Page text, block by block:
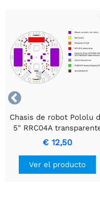

Chasis de robot Pololu
5" RRC04A
Transparente
€ 12,50
Ver el producto